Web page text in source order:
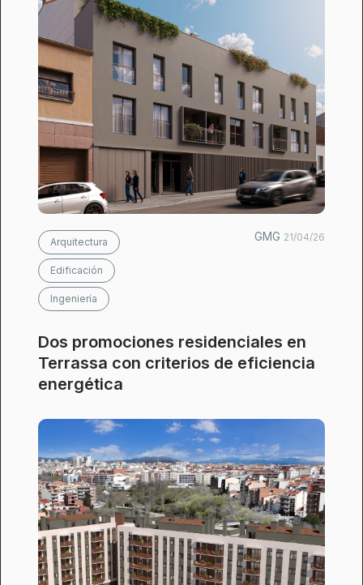
Arquitectura
Edificación
Ingeniería
GMG 21/04/26
Dos promociones residenciales en
Terrassa con criterios de eficiencia
energética